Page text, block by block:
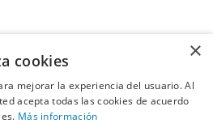
×
cookies
mejorar la experiencia del usuario. Al
acepta todas las cookies de acuerdo
Más información